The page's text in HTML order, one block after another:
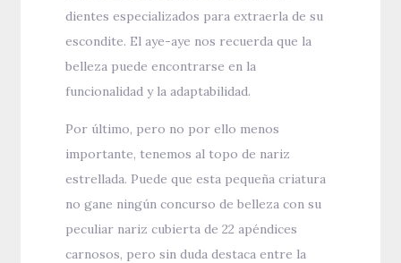
dientes especializados para extraerla de su
escondite. El aye-aye nos recuerda que la
belleza puede encontrarse en la
funcionalidad y la adaptabilidad.
Por último, pero no por ello menos
importante, tenemos al topo de nariz
estrellada. Puede que esta pequeña criatura
no gane ningún concurso de belleza con su
peculiar nariz cubierta de 22 apéndices
carnosos, pero sin duda destaca entre la